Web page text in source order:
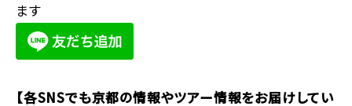
ます
【各SNSでも京都の情報やツアー情報をお届けしてい